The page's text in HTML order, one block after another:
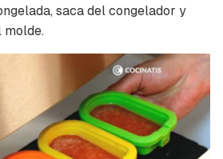
saca del congelador y
molde.